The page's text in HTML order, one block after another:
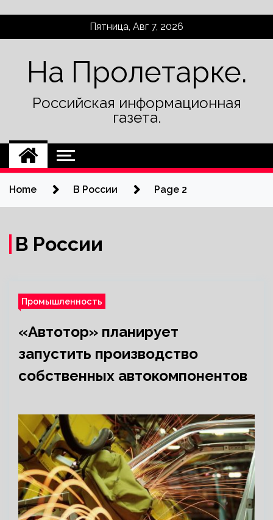
Пятница, Авг 7, 2026
На Пролетарке.
Российская информационная
газета.
Home В России Page 2
В России
Промышленность
«Автотор» планирует
запустить производство
собственных автокомпонентов